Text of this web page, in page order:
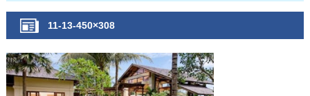
11-13-450×308